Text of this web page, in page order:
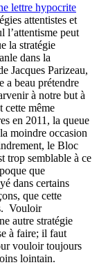
lettre hypocrite
attentistes et
l’attentisme peut
la stratégie
dans la
Jacques Parizeau,
a beau prétendre
à notre but à
cette même
en 2011, la queue
moindre occasion
le Bloc
trop semblable à ce
que
dans certains
que cette
Vouloir
autre stratégie
à faire; il faut
vouloir toujours
lointain.